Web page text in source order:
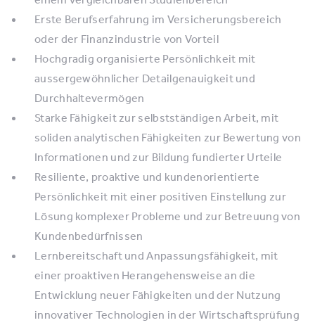
Erste Berufserfahrung im Versicherungsbereich
oder der Finanzindustrie von Vorteil
Hochgradig organisierte Persönlichkeit mit
aussergewöhnlicher Detailgenauigkeit und
Durchhaltevermögen
Starke Fähigkeit zur selbstständigen Arbeit, mit
soliden analytischen Fähigkeiten zur Bewertung von
Informationen und zur Bildung fundierter Urteile
Resiliente, proaktive und kundenorientierte
Persönlichkeit mit einer positiven Einstellung zur
Lösung komplexer Probleme und zur Betreuung von
Kundenbedürfnissen
Lernbereitschaft und Anpassungsfähigkeit, mit
einer proaktiven Herangehensweise an die
Entwicklung neuer Fähigkeiten und der Nutzung
innovativer Technologien in der Wirtschaftsprüfung